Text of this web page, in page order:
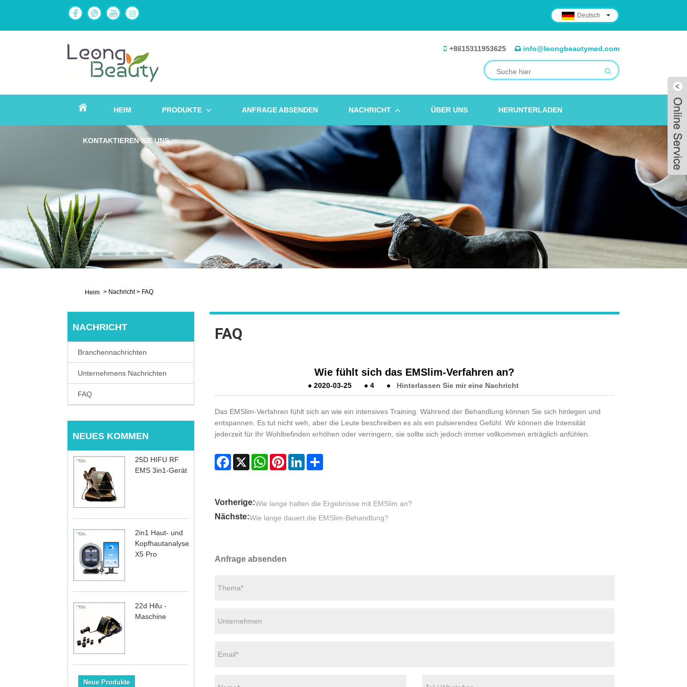
+8615311953625 info@leongbeautymed.com
Deutsch
HEIM PRODUKTE ANFRAGE ABSENDEN NACHRICHT ÜBER UNS HERUNTERLADEN
KONTAKTIEREN SIE UNS
Heim > Nachricht > FAQ
NACHRICHT
Branchennachrichten
Unternehmens Nachrichten
FAQ
NEUES KOMMEN
25D HIFU RF
EMS 3in1-Gerät
2in1 Haut- und
Kopfhautanalysegerät
X5 Pro
22d Hifu -
Maschine
Neue Produkte
FAQ
Wie fühlt sich das EMSlim-Verfahren an?
●2020-03-25 ●4 ● Hinterlassen Sie mir eine Nachricht
Das EMSlim-Verfahren fühlt sich an wie ein intensives Training. Während der Behandlung können Sie sich hinlegen und
entspannen. Es tut nicht weh, aber die Leute beschreiben es als ein pulsierendes Gefühl. Wir können die Intensität
jederzeit für Ihr Wohlbefinden erhöhen oder verringern, sie sollte sich jedoch immer vollkommen erträglich anfühlen.
Facebook
X WhatsAppPinterestLinkedInShare
Vorherige:Wie lange halten die Ergebnisse mit EMSlim an?
Nächste:Wie lange dauert die EMSlim-Behandlung?
Anfrage absenden